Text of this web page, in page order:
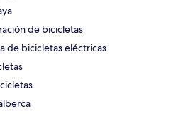
de bicicletas
de bicicletas eléctricas